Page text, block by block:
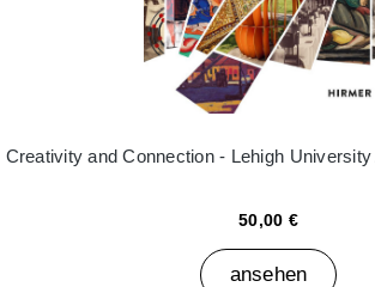
Creativity and Connection - Lehigh
50,00 €
ansehen